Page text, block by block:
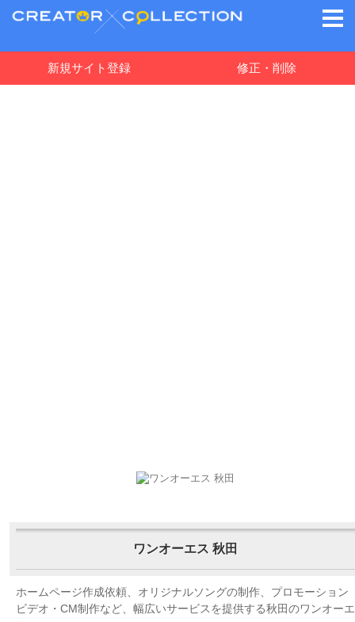
新規サイト登録 修正・削除
ワンオーエス 秋田
ホームページ作成依頼、オリジナルソングの制作、プロモーション
ビデオ・CM制作など、幅広いサービスを提供する秋田のワンオーエ